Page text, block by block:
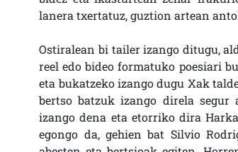
lanera txertatuz, guztion artean
Ostiralean bi tailer izango ditugu,
reel edo bideo formatuko poesiari
eta bukatzeko izango dugu Xak
bertso batzuk izango direla
izango dena eta etorriko dira
egongo da, gehien bat Silvio